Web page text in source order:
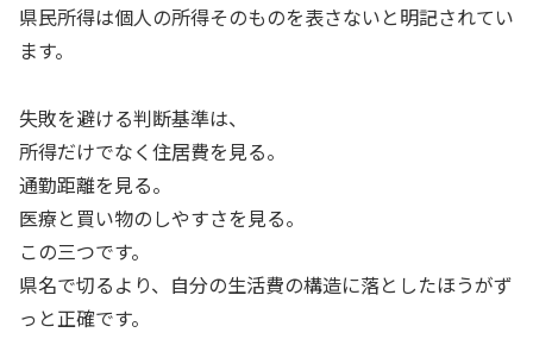
県民所得は個人の所得そのものを表さないと明記されてい
ます。
失敗を避ける判断基準は、
所得だけでなく住居費を見る。
通勤距離を見る。
医療と買い物のしやすさを見る。
この三つです。
県名で切るより、自分の生活費の構造に落としたほうがず
っと正確です。